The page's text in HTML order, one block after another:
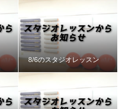
8/6のスタジオレッスン